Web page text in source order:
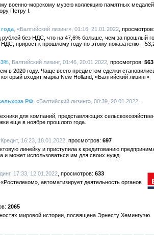
военно-морскому музею коллекцию памятных медалей
Петру I.
, «Балтийский лизинг», 01:16, 21.01.2022
без НДС, что на 47,6% больше, чем за прошлый
прирост к прошлому году по этому показателю –
, Балтийский лизинг, 01:46, 20.01.2022
563
в 2020 году. Чаще всего предметом сделки
входит марка New Holland, «Балтийский лизинг»
РФ , «Балтийский лизинг», 00:39, 20.01.2022
для компаний, представляющих
еще в ноябре прошлого года.
16:23, 18.01.2022
697
линейку и приступила к кредитованию
и может использоваться им для своих нужд.
17:33, 12.01.2022
633
автоматизирует деятельность органов
2065
мировой истории, посвящена Эрнесту Хемингуэю.